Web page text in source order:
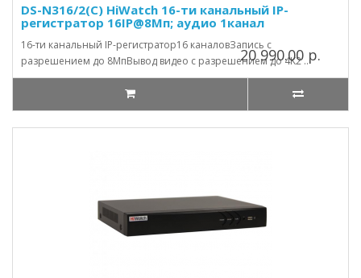
DS-N316/2(C) HiWatch 16-ти канальный IP-
регистратор 16IP@8Мп; аудио 1канал
16-ти канальный IP-регистратор16 каналовЗапись с
разрешением до 8МпВывод видео с разрешением до 4K2 ..
20 990.00 р.